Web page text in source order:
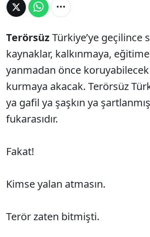
TerörsüzTürkiye’ye geçilince
kaynaklar, kalkınmaya,
yanmadan önce
kurmaya akacak. Terörsüz
ya gafil ya şaşkın ya
fukarasıdır.
Fakat!
Kimse yalan atmasın.
Terör zaten bitmişti.